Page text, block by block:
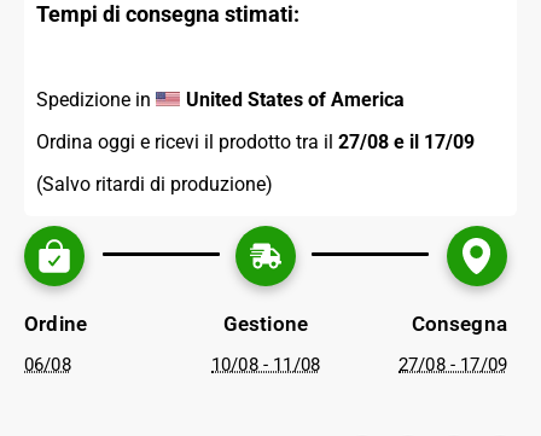
Tempi di consegna stimati:
Spedizione in
United States of America
Ordina oggi e ricevi il prodotto tra il 27/08 e il 17/09
(Salvo ritardi di produzione)
Ordine
06/08
Gestione
10/08 - 11/08
Consegna
27/08 - 17/09